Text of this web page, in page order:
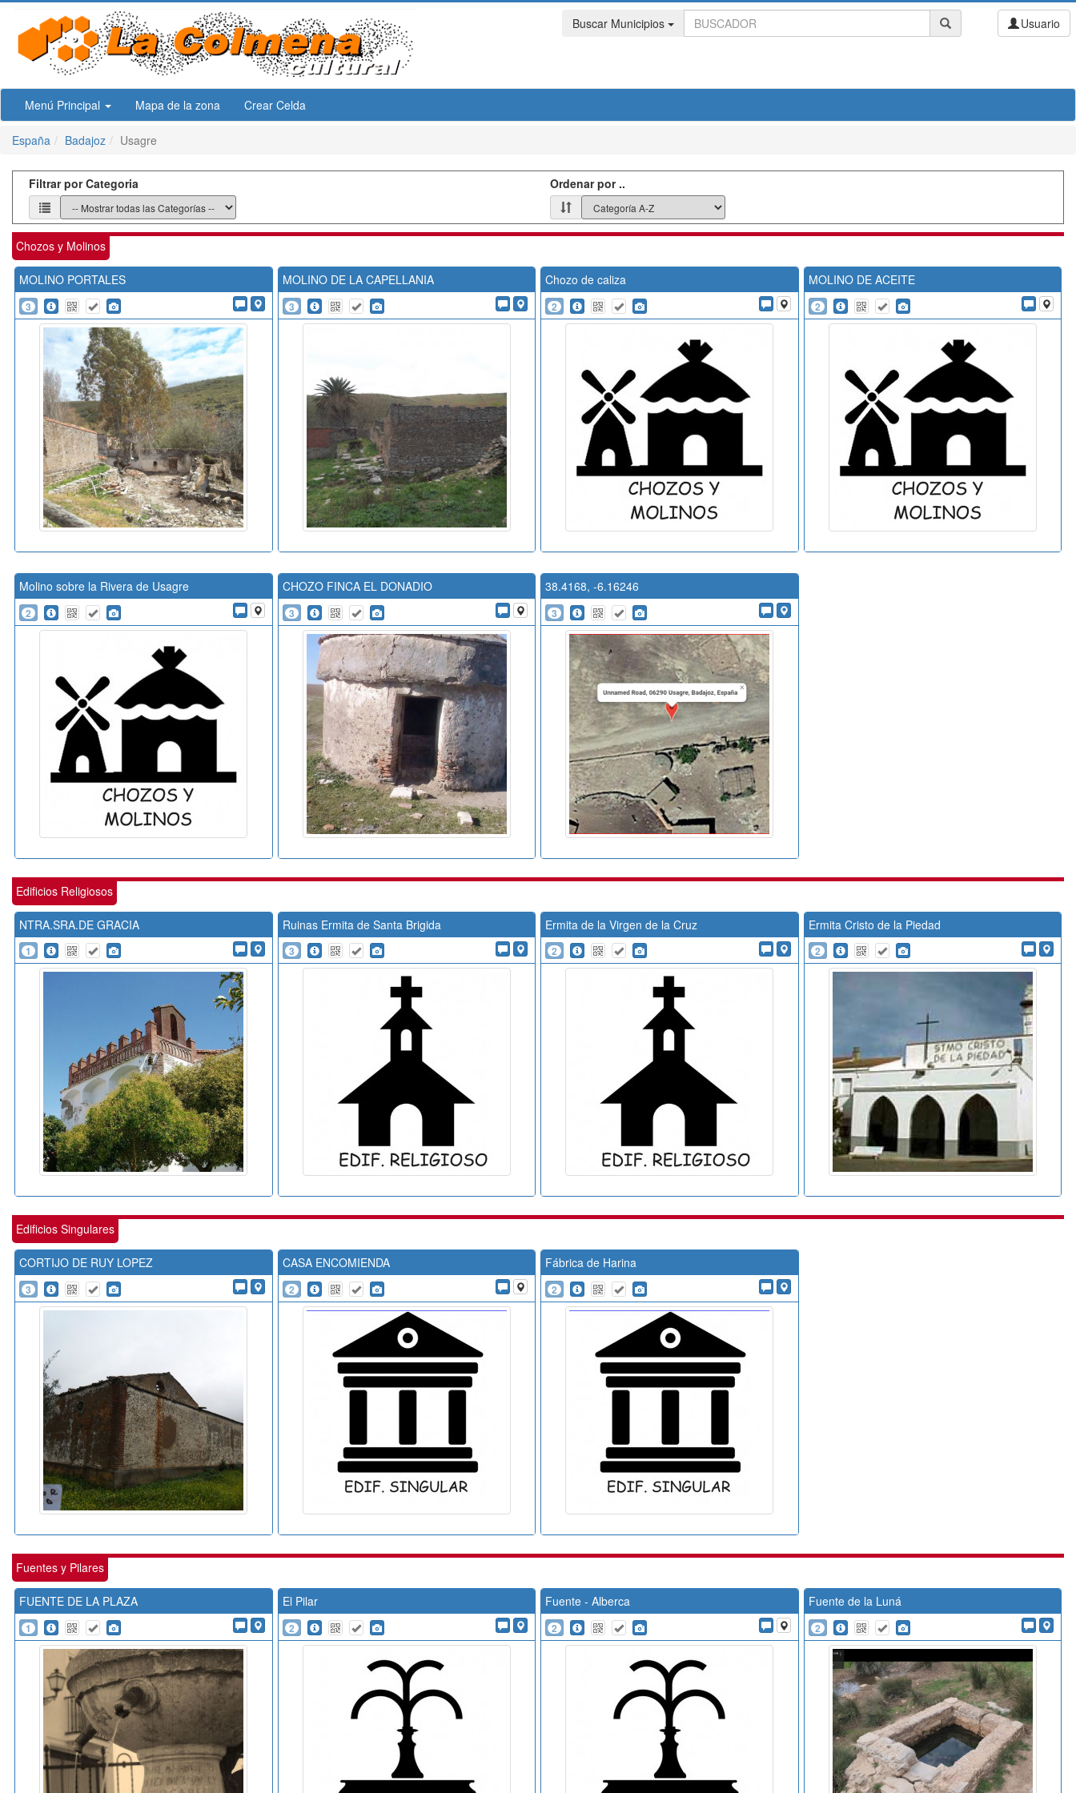
Usuario
Buscar Municipios
Menú Principal Mapa de la zona Crear Celda
España Badajoz Usagre
Filtrar por Categoria Ordenar por ..
Chozos y Molinos
MOLINO PORTALES
3
MOLINO DE LA CAPELLANIA
3
Chozo de caliza
2
MOLINO DE ACEITE
2
Molino sobre la Rivera de Usagre
2
CHOZO FINCA EL DONADIO
3
38.4168, -6.16246
3
Edificios Religiosos
NTRA.SRA.DE GRACIA
1
Ruinas Ermita de Santa Brigida
3
Ermita de la Virgen de la Cruz
2
Ermita Cristo de la Piedad
2
Edificios Singulares
CORTIJO DE RUY LOPEZ
3
CASA ENCOMIENDA
2
Fábrica de Harina
2
Fuentes y Pilares
FUENTE DE LA PLAZA
1
El Pilar
2
Fuente - Alberca
2
Fuente de la Luná
2